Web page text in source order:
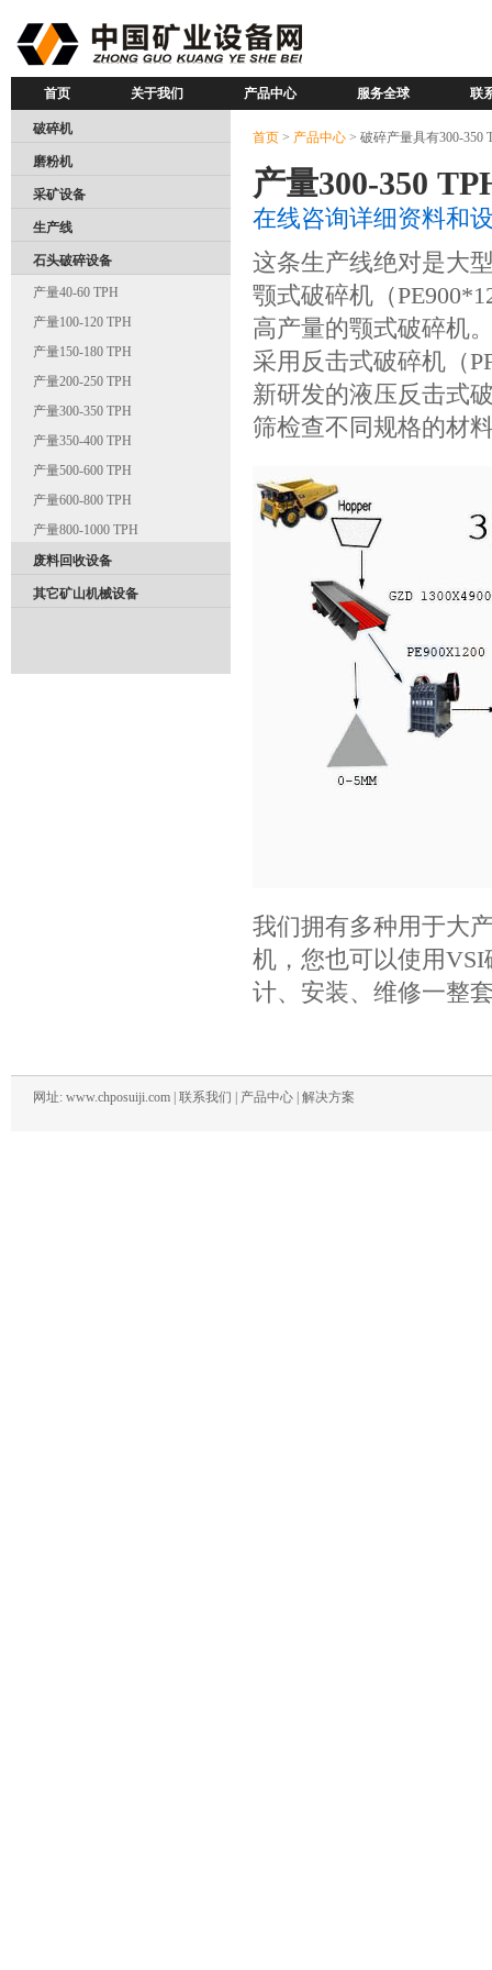
首页 关于我们 产品中心 服务全球 联
破碎机
磨粉机
采矿设备
生产线
石头破碎设备
产量40-60 TPH
产量100-120 TPH
产量150-180 TPH
产量200-250 TPH
产量300-350 TPH
产量350-400 TPH
产量500-600 TPH
产量600-800 TPH
产量800-1000 TPH
废料回收设备
其它矿山机械设备
首页 > 产品中心 > 破碎产量具有300-350
产量300-350
在线咨询详细资料和
这条生产线绝对是大
颚式破碎机（
高产量的颚式破碎机
采用反击式破碎机（
新研发的液压反击式
筛检查不同规格的材
我们拥有多种用于大
机，您也可以使用
计、安装、维修一整
网址: www.chposuiji.com | 联系我们 产品中心 解决方案